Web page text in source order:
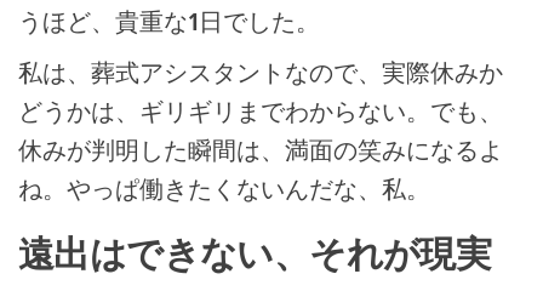
うほど、貴重な1日でした。
私は、葬式アシスタントなので、実際休みか
どうかは、ギリギリまでわからない。でも、
休みが判明した瞬間は、満面の笑みになるよ
ね。やっぱ働きたくないんだな、私。
遠出はできない、それが現実